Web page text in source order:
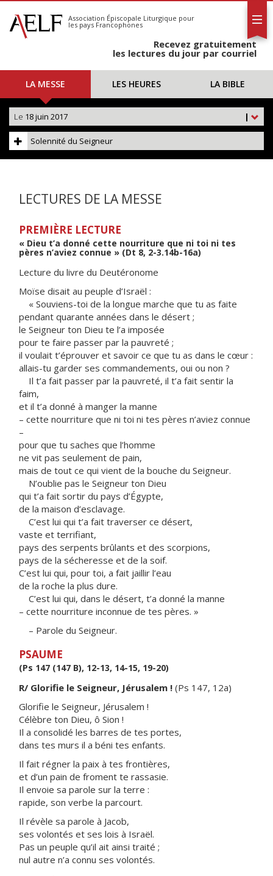
S'abonner
Calendrier
Association Épiscopale Liturgique pour
les pays Francophones
Recevez gratuitement
les lectures du jour par courriel
LA MESSE LES HEURES LA BIBLE
|
Le 18 juin 2017
Solennité du Seigneur
LECTURES DE LA MESSE
PREMIÈRE LECTURE
« Dieu t’a donné cette nourriture que ni toi ni tes
pères n’aviez connue » (Dt 8, 2-3.14b-16a)
Lecture du livre du Deutéronome
Moïse disait au peuple d’Israël :
« Souviens-toi de la longue marche que tu as faite
pendant quarante années dans le désert ;
le Seigneur ton Dieu te l’a imposée
pour te faire passer par la pauvreté ;
il voulait t’éprouver et savoir ce que tu as dans le cœur :
allais-tu garder ses commandements, oui ou non ?
Il t’a fait passer par la pauvreté, il t’a fait sentir la
faim,
et il t’a donné à manger la manne
– cette nourriture que ni toi ni tes pères n’aviez connue
–
pour que tu saches que l’homme
ne vit pas seulement de pain,
mais de tout ce qui vient de la bouche du Seigneur.
N’oublie pas le Seigneur ton Dieu
qui t’a fait sortir du pays d’Égypte,
de la maison d’esclavage.
C’est lui qui t’a fait traverser ce désert,
vaste et terrifiant,
pays des serpents brûlants et des scorpions,
pays de la sécheresse et de la soif.
C’est lui qui, pour toi, a fait jaillir l’eau
de la roche la plus dure.
C’est lui qui, dans le désert, t’a donné la manne
– cette nourriture inconnue de tes pères. »
– Parole du Seigneur.
PSAUME
(Ps 147 (147 B), 12-13, 14-15, 19-20)
R/ Glorifie le Seigneur, Jérusalem ! (Ps 147, 12a)
Glorifie le Seigneur, Jérusalem !
Célèbre ton Dieu, ô Sion !
Il a consolidé les barres de tes portes,
dans tes murs il a béni tes enfants.
Il fait régner la paix à tes frontières,
et d’un pain de froment te rassasie.
Il envoie sa parole sur la terre :
rapide, son verbe la parcourt.
Il révèle sa parole à Jacob,
ses volontés et ses lois à Israël.
Pas un peuple qu’il ait ainsi traité ;
nul autre n’a connu ses volontés.